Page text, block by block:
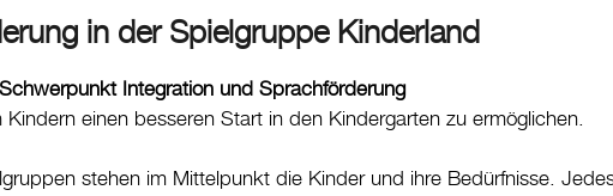
in der Spielgruppe Kinderland
Integration und Sprachförderung
Kindern einen besseren Start in den Kindergarten zu ermöglichen.
stehen im Mittelpunkt die Kinder und ihre Bedürfnisse.